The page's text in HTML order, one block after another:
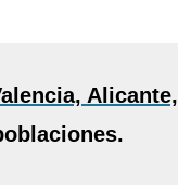
Alicante,